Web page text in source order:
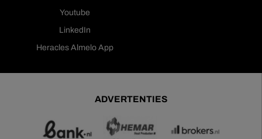
Youtube
LinkedIn
Heracles Almelo App
ADVERTENTIES